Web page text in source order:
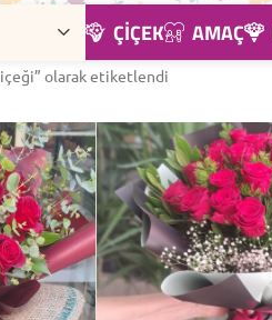
ÇIÇEK AMAÇ
olarak etiketlendi